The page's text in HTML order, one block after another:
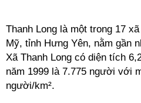
Thanh Long là một trong 17
Mỹ, tỉnh Hưng Yên, nằm gần
Xã Thanh Long có diện tích
năm 1999 là 7.775 người với
người/km².